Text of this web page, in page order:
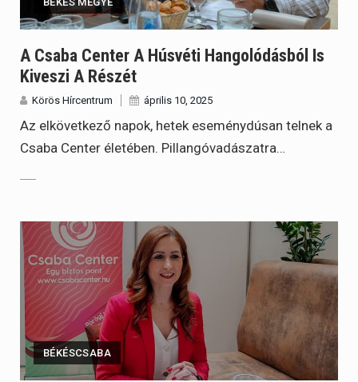
A Csaba Center A Húsvéti Hangolódásból Is
Kiveszi A Részét
Körös Hírcentrum április 10, 2025
Az elkövetkező napok, hetek eseménydúsan telnek a
Csaba Center életében. Pillangóvadászatra…
BÉKÉSCSABA